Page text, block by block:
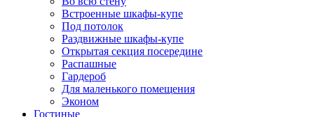
Встроенные шкафы-купе
Под потолок
Раздвижные шкафы-купе
Открытая секция посередине
Распашные
Гардероб
Для маленького помещения
Эконом
Гостиные